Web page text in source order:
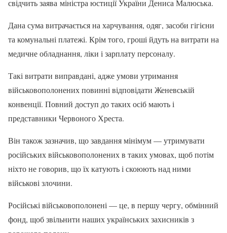
свідчить заява міністра юстиції України Дениса Малюська.
Дана сума витрачається на харчування, одяг, засоби гігієни
та комунальні платежі. Крім того, гроші йдуть на витрати на
медичне обладнання, ліки і зарплату персоналу.
Такі витрати виправдані, адже умови утримання
військовополонених повинні відповідати Женевській
конвенції. Повний доступ до таких осіб мають і
представники Червоного Хреста.
Він також зазначив, що завдання мінімум — утримувати
російських військовополонених в таких умовах, щоб потім
ніхто не говорив, що їх катують і скоюють над ними
військові злочини.
Російські військовополонені — це, в першу чергу, обмінний
фонд, щоб звільнити наших українських захисників з